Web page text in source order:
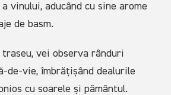
vinului, aducând cu sine arome
de basm.
traseu, vei observa rânduri
de-vie, îmbrățișând dealurile
cu soarele și pământul.